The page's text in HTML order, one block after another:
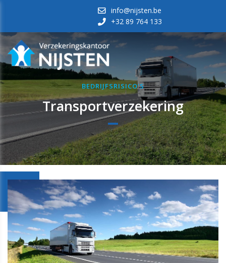
info@nijsten.be
+32 89 764 133
BEDRIJFSRISICO'S
Transportverzekering